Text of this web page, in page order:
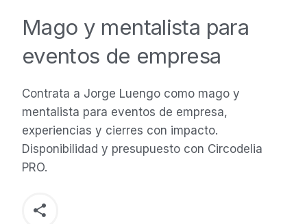
Mago y mentalista para
eventos de empresa
Contrata a Jorge Luengo como mago y
mentalista para eventos de empresa,
experiencias y cierres con impacto.
Disponibilidad y presupuesto con Circodelia
PRO.